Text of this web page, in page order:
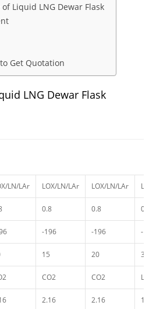
Liquid LNG Dewar Flask
Get Quotation
LNG Dewar Flask
LN/LAr LOX/LN/LAr LOX/LN/LAr
0.8 0.8
-196 -196 -
15 20 30
CO2 CO2
2.16 2.16